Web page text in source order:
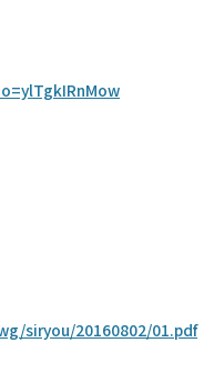
siryou/20160802/01.pdf